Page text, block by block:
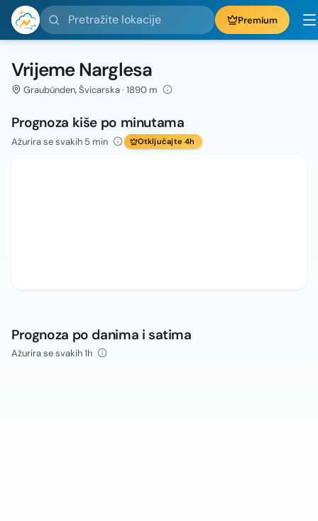
Pretražite lokacije Premium
Vrijeme Narglesa
Graubünden, Švicarska · 1890 m
Prognoza kiše po minutama
Ažurira se svakih 5 min Otključajte 4h
Prognoza po danima i satima
Ažurira se svakih 1h